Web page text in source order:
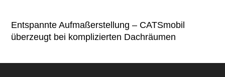
Entspannte Aufmaßerstellung – CATSmobil
überzeugt bei komplizierten Dachräumen